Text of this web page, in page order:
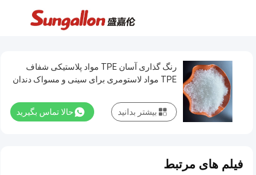
رنگ گذاری آسان TPE مواد پلاستیکی شفاف
TPE مواد لاستومری برای سینی و مسواک دندان
حالا تماس بگیرید بیشتر بدانید
فیلم های مرتبط